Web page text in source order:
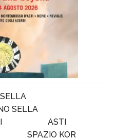
SELLA
ASTI
SPAZIO KOR